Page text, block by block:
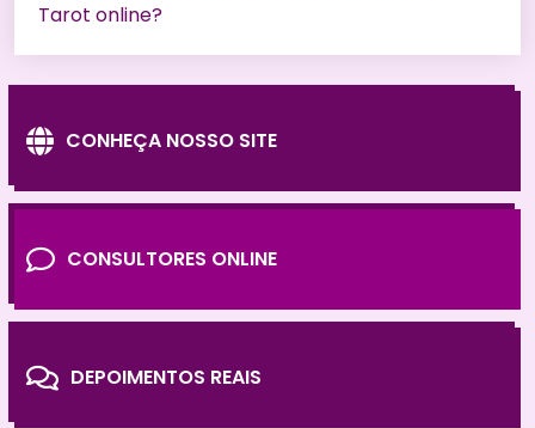
Tarot online?
CONHEÇA NOSSO SITE
CONSULTORES ONLINE
DEPOIMENTOS REAIS